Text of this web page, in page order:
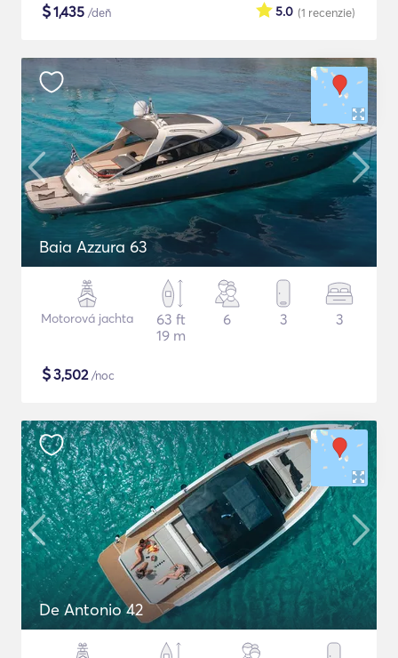
$1,435 /deň (1 recenzie)
5.0
Baia Azzura 63
Motorová jachta
63 ft
19 m
6 3 3
$3,502/noc
De Antonio 42